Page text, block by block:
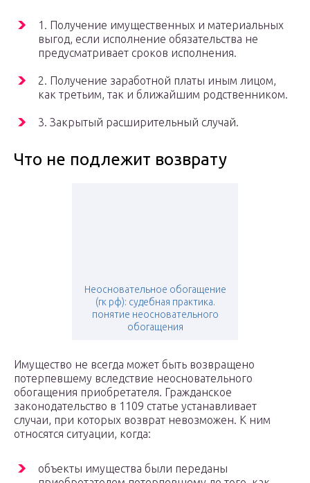
1. Получение имущественных и материальных
выгод, если исполнение обязательства не
предусматривает сроков исполнения.
2. Получение заработной платы иным лицом,
как третьим, так и ближайшим родственником.
3. Закрытый расширительный случай.
Что не подлежит возврату
Неосновательное обогащение
(гк рф): судебная практика.
понятие неосновательного
обогащения
Имущество не всегда может быть возвращено
потерпевшему вследствие неосновательного
обогащения приобретателя. Гражданское
законодательство в 1109 статье устанавливает
случаи, при которых возврат невозможен. К ним
относятся ситуации, когда:
объекты имущества были переданы